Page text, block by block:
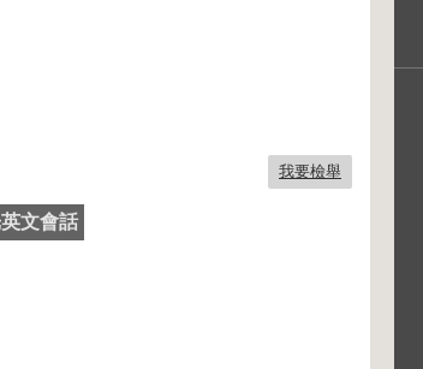
我要檢舉
文會話